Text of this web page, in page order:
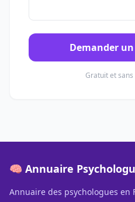
Demander
Gratuit et
🧠 Annuaire
Annuaire des psychologues en